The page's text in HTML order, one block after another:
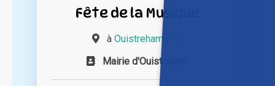
Fête de la Musique
à Ouistreham (14)
Mairie d'Ouistreham